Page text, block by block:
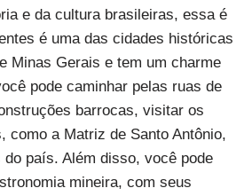
e da cultura brasileiras, essa é
é uma das cidades históricas
Minas Gerais e tem um charme
pode caminhar pelas ruas de
barrocas, visitar os
como a Matriz de Santo Antônio,
país. Além disso, você pode
mineira, com seus